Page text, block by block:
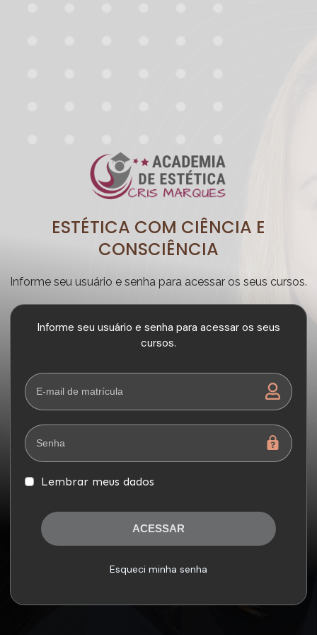
ESTÉTICA COM CIÊNCIA E
CONSCIÊNCIA
Informe seu usuário e senha para acessar os seus cursos.
Informe seu usuário e senha para acessar os seus
cursos.
Lembrar meus dados
ACESSAR
Esqueci minha senha